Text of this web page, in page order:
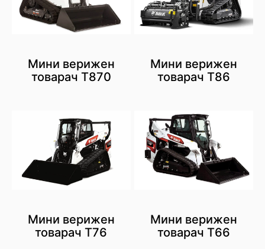
Мини верижен
товарач T870
Мини верижен
товарач T86
Мини верижен
товарач T76
Мини верижен
товарач T66